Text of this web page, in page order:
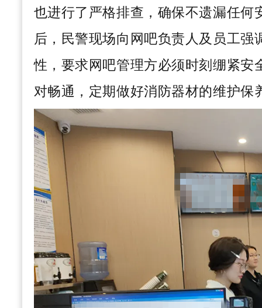
也进行了严格排查，确保不遗漏任何
后，民警现场向网吧负责人及员工强
性，要求网吧管理方必须时刻绷紧安
对畅通，定期做好消防器材的维护保